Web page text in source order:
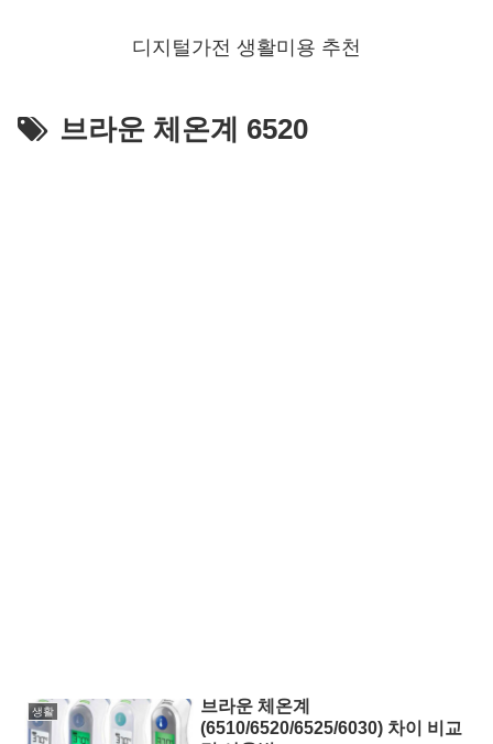
디지털가전 생활미용 추천
브라운 체온계 6520
생활
브라운 체온계
(6510/6520/6525/6030) 차이 비교